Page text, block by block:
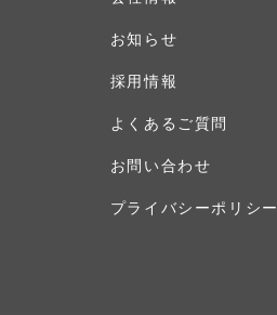
お知らせ
採用情報
よくあるご質問
お問い合わせ
プライバシーポリシー